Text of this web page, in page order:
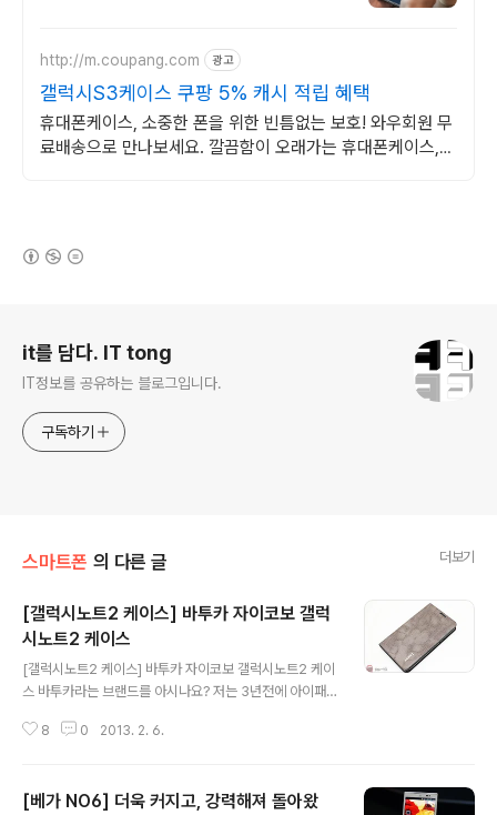
http://m.coupang.com 광고
갤럭시S3케이스 쿠팡 5% 캐시 적립 혜택
휴대폰케이스, 소중한 폰을 위한 빈틈없는 보호! 와우회원 무
료배송으로 만나보세요. 깔끔함이 오래가는 휴대폰케이스,
it를 담다. IT tong
IT정보를 공유하는 블로그입니다.
구독하기
스마트폰 의 다른 글 더보기
[갤럭시노트2 케이스] 바투카 자이코보 갤럭
시노트2 케이스
[갤럭시노트2 케이스] 바투카 자이코보 갤럭시노트2 케이
스 바투카라는 브랜드를 아시나요? 저는 3년전에 아이패
이패드, 갤럭시탭 등 케이스와 파우치를 비롯해 백팩과 크
있는데요. 아이폰5를 비롯해 갤럭시노트2, 옵티머스G 케
8 0 2013. 2. 6.
[베가 NO6] 더욱 커지고, 강력해져 돌아왔